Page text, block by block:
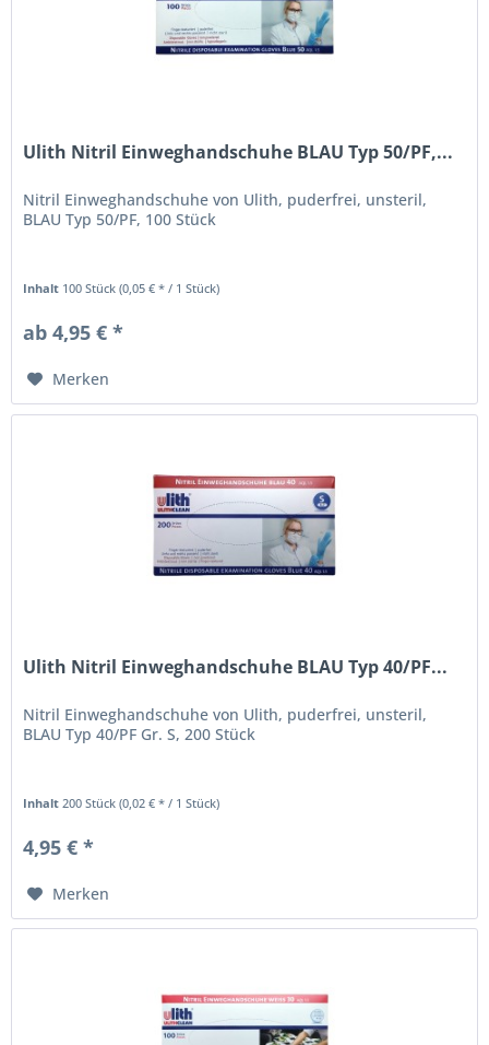
Ulith Nitril Einweghandschuhe BLAU Typ 50/PF,...
Nitril Einweghandschuhe von Ulith, puderfrei, unsteril,
BLAU Typ 50/PF, 100 Stück
Inhalt 100 Stück(0,05 € * / 1 Stück)
ab 4,95 € *
Merken
Ulith Nitril Einweghandschuhe BLAU Typ 40/PF...
Nitril Einweghandschuhe von Ulith, puderfrei, unsteril,
BLAU Typ 40/PF Gr. S, 200 Stück
Inhalt 200 Stück(0,02 € * / 1 Stück)
4,95 € *
Merken